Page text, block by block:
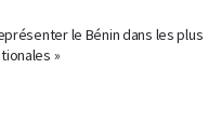
le Bénin dans les plus
»